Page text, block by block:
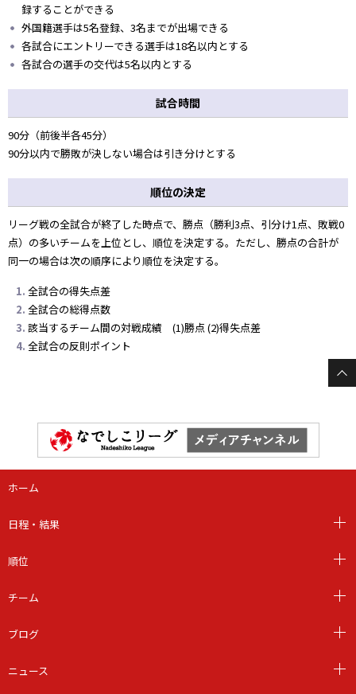
録することができる
外国籍選手は5名登録、3名までが出場できる
各試合にエントリーできる選手は18名以内とする
各試合の選手の交代は5名以内とする
試合時間
90分（前後半各45分）
90分以内で勝敗が決しない場合は引き分けとする
順位の決定
リーグ戦の全試合が終了した時点で、勝点（勝利3点、引分け1点、敗戦0
点）の多いチームを上位とし、順位を決定する。ただし、勝点の合計が
同一の場合は次の順序により順位を決定する。
全試合の得失点差
全試合の総得点数
該当するチーム間の対戦成績 (1)勝点 (2)得失点差
全試合の反則ポイント
ホーム
日程・結果
順位
チーム
ブログ
ニュース